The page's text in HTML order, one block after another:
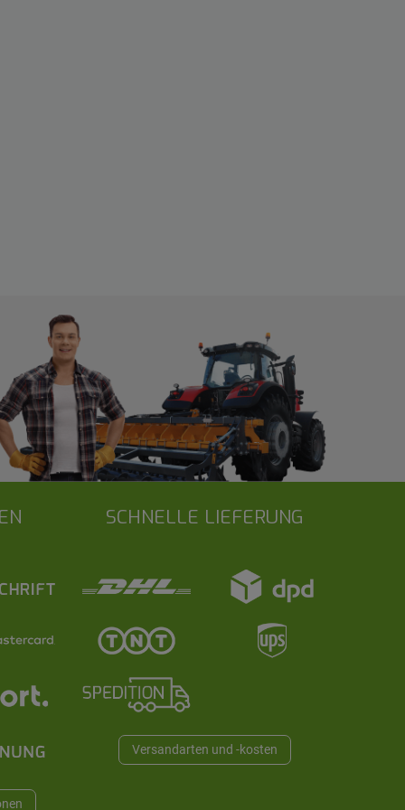
SCHNELLE LIEFERUNG
Versandarten und -kosten